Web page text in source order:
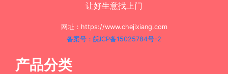
让好生意找上门
网址：https://www.chejixiang.com
备案号：皖ICP备15025784号-2
产品分类